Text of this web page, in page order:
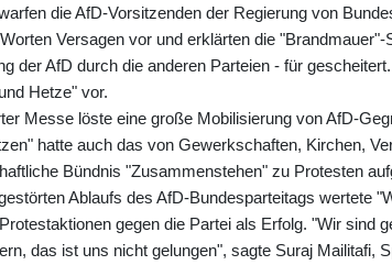
die AfD-Vorsitzenden der Regierung von
Versagen vor und erklärten die "Brandmauer"-
der AfD durch die anderen Parteien - für
Hetze" vor.
Messe löste eine große Mobilisierung von AfD-
hatte auch das von Gewerkschaften, Kirchen,
Bündnis "Zusammenstehen" zu Protesten
Ablaufs des AfD-Bundesparteitags wertete
gegen die Partei als Erfolg. "Wir sind
das ist uns nicht gelungen", sagte Suraj Mailitafi,